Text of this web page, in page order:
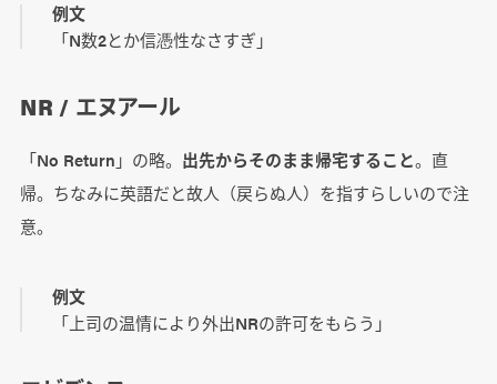
例文
「N数2とか信憑性なさすぎ」
NR / エヌアール
「No Return」の略。 出先からそのまま帰宅すること。直
帰。ちなみに英語だと故人（戻らぬ人）を指すらしいので注
意。
例文
「上司の温情により外出NRの許可をもらう」